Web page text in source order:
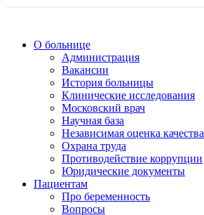
О больнице
Администрация
Вакансии
История больницы
Клинические исследования
Московский врач
Научная база
Независимая оценка качества
Охрана труда
Противодействие коррупции
Юридические документы
Пациентам
Про беременность
Вопросы